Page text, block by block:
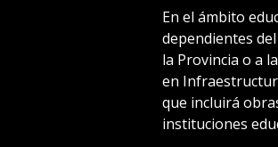
En el ámbito
dependientes
la Provincia o a
en
que incluirá
instituciones